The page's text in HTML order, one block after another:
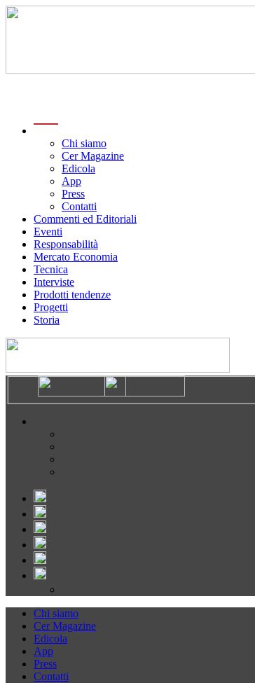
Chi siamo
Cer Magazine
Edicola
App
Press
Contatti
Commenti ed Editoriali
Eventi
Responsabilità
Mercato Economia
Tecnica
Interviste
Prodotti tendenze
Progetti
Storia
Chi siamo
Cer Magazine
Edicola
App
Press
Contatti